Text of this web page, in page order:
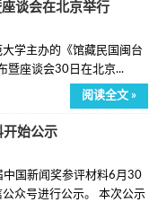
谈会在北京举行
学主办的《馆藏民国闽台
暨座谈会30日在北京...
阅读全文 »
开始公示
国新闻奖参评材料6月30
众号进行公示。 本次公示